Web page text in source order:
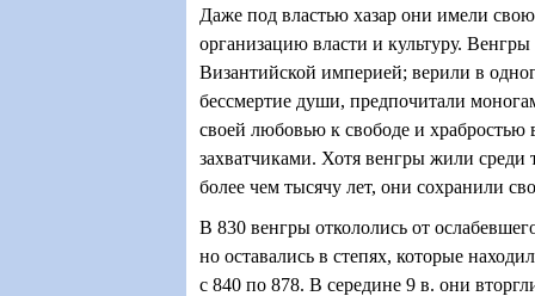
Даже под властью хазар они имели
организацию власти и культуру.
Византийской империей; верили в
бессмертие души, предпочитали
своей любовью к свободе и храбростью
захватчиками. Хотя венгры жили среди
более чем тысячу лет, они сохранили
В 830 венгры откололись от
но оставались в степях, которые
с 840 по 878. В середине 9 в. они